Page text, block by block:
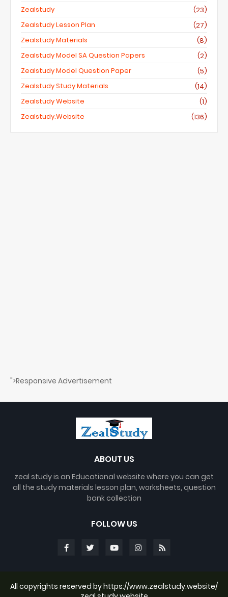
Zealstudy
(23)
Zealstudy Lesson Plan
(27)
Zealstudy Materials
(8)
Zealstudy Model SA Question Papers
(2)
Zealstudy Model Question Paper
(5)
Zealstudy Study Materials
(14)
Zealstudy Website
(1)
Zealstudy.website
(136)
">Responsive Advertisement
ABOUT US
zeal study is an Educational website where you can get
all the study materials lesson plan, worksheets, question
bank collection
FOLLOW US
All copyrights reserved by https://www.zealstudy.website/